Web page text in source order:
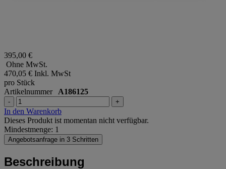
395,00 €
Ohne MwSt.
470,05 € Inkl. MwSt
pro Stück
Artikelnummer A186125
- +
In den Warenkorb
Dieses Produkt ist momentan nicht verfügbar.
Mindestmenge: 1
Angebotsanfrage in 3 Schritten
Beschreibung